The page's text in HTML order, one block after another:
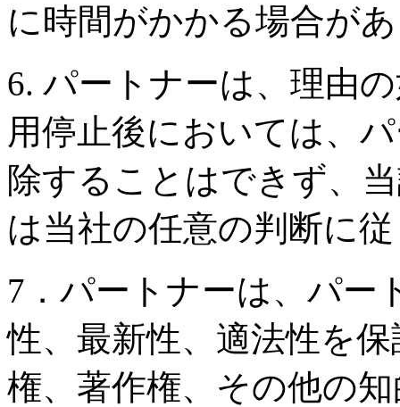
に時間がかかる場合が
6. パートナーは、理由
用停止後においては、
除することはできず、
は当社の任意の判断に
7．パートナーは、パー
性、最新性、適法性を
権、著作権、その他の